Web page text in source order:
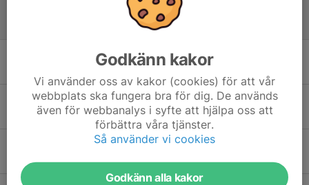
Bollek imorgon 2/11
Ingen bollek 12 oktober
Säsongen är slut för denna gång!
29 mar 2024 0
Bollek som vanligt 24/2
Godkänn kakor
Vi använder oss av kakor (cookies) för att vår
webbplats ska fungera bra för dig. De används
även för webbanalys i syfte att hjälpa oss att
förbättra våra tjänster.
Så använder vi cookies
Godkänn alla kakor